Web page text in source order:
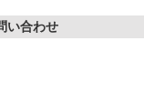
見学の調整もOKです！
♪
い合わせ